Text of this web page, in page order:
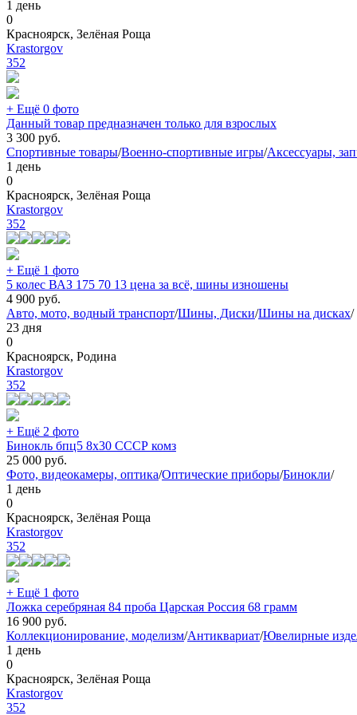
1 день
0
Красноярск, Зелёная Роща
Krastorgov
352
+ Ещё 0 фото
Данный товар предназначен только для взрослых
3 300 руб.
Спортивные товары/Военно-спортивные игры/Аксессуары,
1 день
0
Красноярск, Зелёная Роща
Krastorgov
352
+ Ещё 1 фото
5 колес ВАЗ 175 70 13 цена за всё, шины изношены
4 900 руб.
Авто, мото, водный транспорт/Шины, Диски/Шины на дисках/
23 дня
0
Красноярск, Родина
Krastorgov
352
+ Ещё 2 фото
Бинокль бпц5 8х30 СССР комз
25 000 руб.
Фото, видеокамеры, оптика/Оптические приборы/Бинокли/
1 день
0
Красноярск, Зелёная Роща
Krastorgov
352
+ Ещё 1 фото
Ложка серебряная 84 проба Царская Россия 68 грамм
16 900 руб.
Коллекционирование, моделизм/Антиквариат/Ювелирные
1 день
0
Красноярск, Зелёная Роща
Krastorgov
352